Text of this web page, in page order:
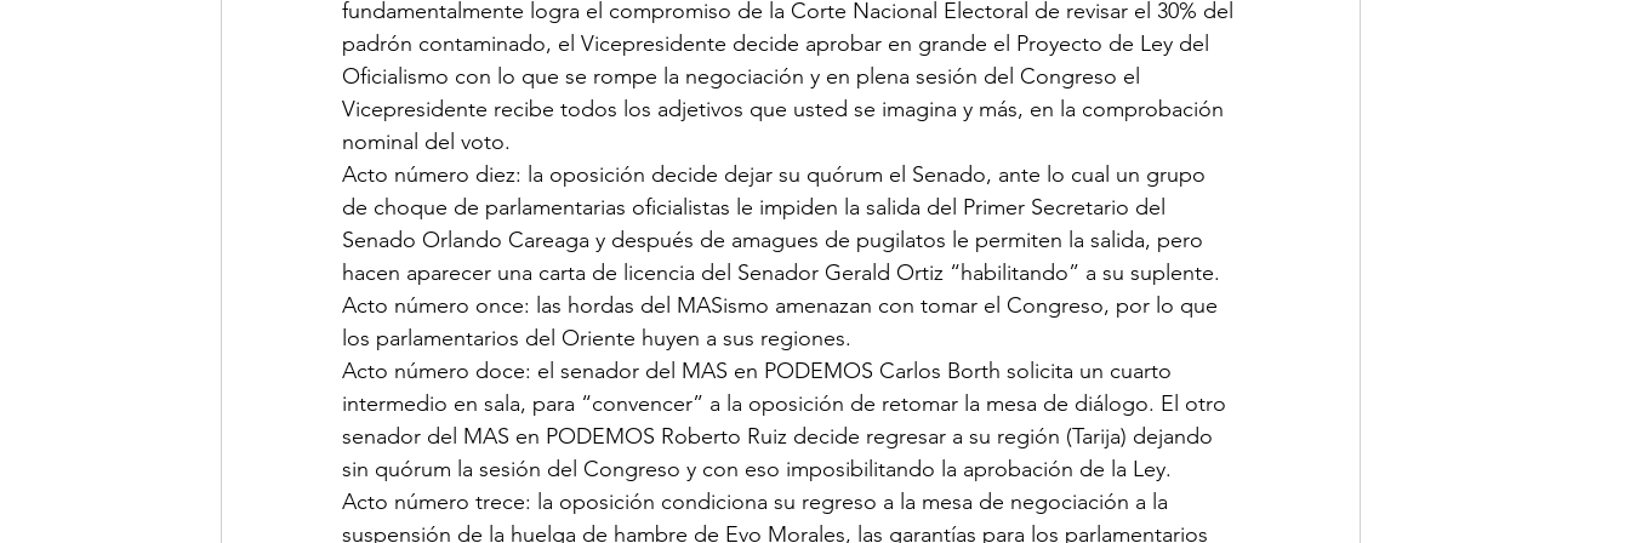
fundamentalmente logra el compromiso de la Corte Nacional Electoral de revisar el 30% del
padrón contaminado, el Vicepresidente decide aprobar en grande el Proyecto de Ley del
Oficialismo con lo que se rompe la negociación y en plena sesión del Congreso el
Vicepresidente recibe todos los adjetivos que usted se imagina y más, en la comprobación
nominal del voto.
Acto número diez: la oposición decide dejar su quórum el Senado, ante lo cual un grupo
de choque de parlamentarias oficialistas le impiden la salida del Primer Secretario del
Senado Orlando Careaga y después de amagues de pugilatos le permiten la salida, pero
hacen aparecer una carta de licencia del Senador Gerald Ortiz “habilitando” a su suplente.
Acto número once: las hordas del MASismo amenazan con tomar el Congreso, por lo que
los parlamentarios del Oriente huyen a sus regiones.
Acto número doce: el senador del MAS en PODEMOS Carlos Borth solicita un cuarto
intermedio en sala, para “convencer” a la oposición de retomar la mesa de diálogo. El otro
senador del MAS en PODEMOS Roberto Ruiz decide regresar a su región (Tarija) dejando
sin quórum la sesión del Congreso y con eso imposibilitando la aprobación de la Ley.
Acto número trece: la oposición condiciona su regreso a la mesa de negociación a la
suspensión de la huelga de hambre de Evo Morales, las garantías para los parlamentarios